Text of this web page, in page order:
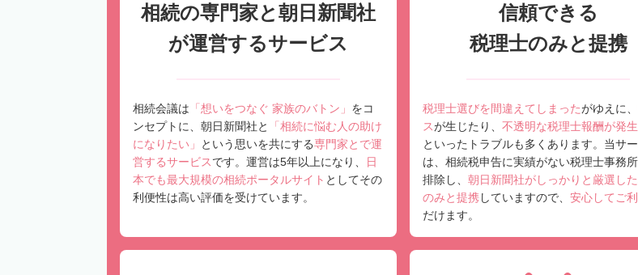
相続の専門家と朝日新聞社
が運営するサービス
相続会議は 「想いをつなぐ 家族のバトン」 をコ
ンセプトに、朝日新聞社と
「相続に悩む人の助け
になりたい」
という思いを共にする専門家とで運
営するサービスです。運営は5年以上になり、
日
本でも最大規模の相続ポータルサイト としてその
利便性は高い評価を受けています。
信頼できる
税理士のみと提携
税理士選びを間違えてしまったがゆえに、
スが生じたり、 不透明な税理士報酬が発生
といったトラブルも多くあります。当サ
は、相続税申告に実績がない税理士事務
排除し、 朝日新聞社がしっかりと厳選し
のみと提携していますので、 安心してご
だけます。